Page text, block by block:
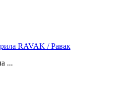
RAVAK / Равак
...